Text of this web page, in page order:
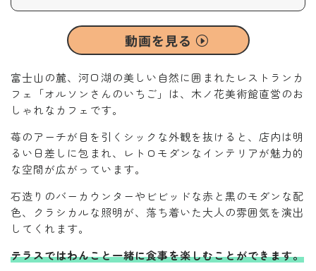
動画を見る
富士山の麓、河口湖の美しい自然に囲まれたレストランカ
フェ「オルソンさんのいちご」は、木ノ花美術館直営のお
しゃれなカフェです。
苺のアーチが目を引くシックな外観を抜けると、店内は明
るい日差しに包まれ、レトロモダンなインテリアが魅力的
な空間が広がっています。
石造りのバーカウンターやビビッドな赤と黒のモダンな配
色、クラシカルな照明が、落ち着いた大人の雰囲気を演出
してくれます。
テラスではわんこと一緒に食事を楽しむことができます。